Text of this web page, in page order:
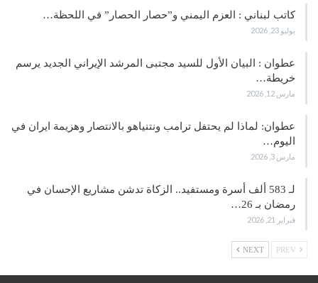
كاتب لبناني : العزم اليمني و”حصار الحصار” في اللحظة…
يوليو 23, 2026
عطوان : البيان الأول للسيد مجتبى المرشد الإيراني الجديد يرسم
خريطة…
مارس 12, 2026
عطوان: لماذا لم يحتفل ترامب ونتنياهو بالانتصار وهزيمة ايران في
اليوم…
مارس 3, 2026
لـ 583 ألف أسرة ومستفيد.. الزكاة تدشن مشاريع الإحسان في
رمضان بـ 26…
فبراير 21, 2026
NEXT